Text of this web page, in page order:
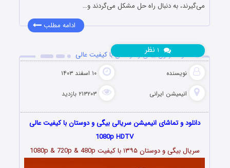
می‌گیرند، به دنبال راه حل مشکل می‌گردند و…
ادامه مطلب
دانلود کارتون بیگی و دوستان با کیفیت عالی
نویسنده ۱۰ اسفند ۱۴۰۳
انیمیشن ایرانی ۲۱۳۲۰۳ بازدید
نظر
دانلود و تماشای انیمیشن سریالی بیگی و دوستان با کیفیت عالی
1080p HDTV
سریال بیگی و دوستان ۱۳۹۵ با کیفیت 1080p & 720p & 480p